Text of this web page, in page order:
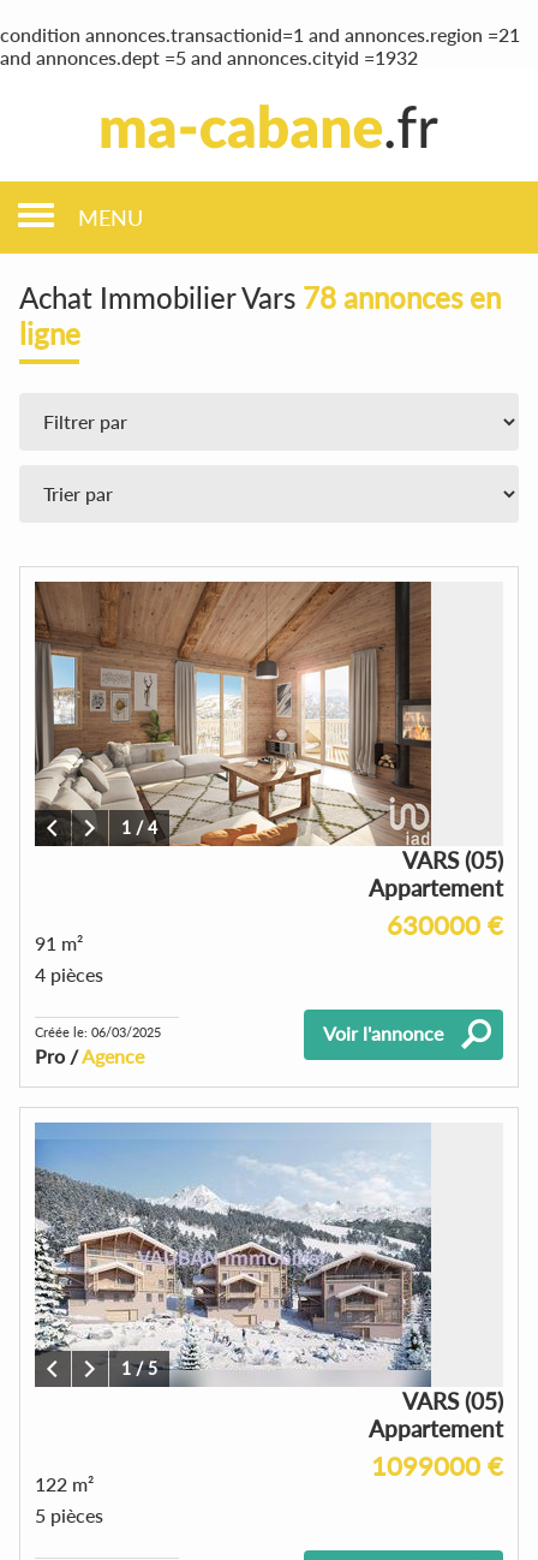
condition annonces.transactionid=1 and annonces.region =21
and annonces.dept =5 and annonces.cityid =1932
MENU
Achat Immobilier Vars 78 annonces en
ligne
1 /4
VARS (05)
Appartement
630000 €
91 m²
4 pièces
Créée le: 06/03/2025
Pro /Agence
Voir l'annonce
1/5
VARS (05)
Appartement
1099000 €
122 m²
5 pièces